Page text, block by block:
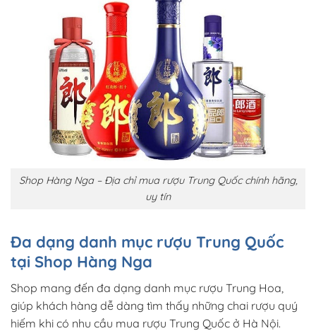
Shop Hàng Nga – Địa chỉ mua rượu Trung Quốc chính hãng,
uy tín
Đa dạng danh mục rượu Trung Quốc
tại Shop Hàng Nga
Shop mang đến đa dạng danh mục rượu Trung Hoa,
giúp khách hàng dễ dàng tìm thấy những chai rượu quý
hiếm khi có nhu cầu mua rượu Trung Quốc ở Hà Nội.